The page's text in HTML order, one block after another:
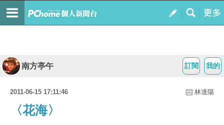
我的
訂閱
南方亭午
2011-06-15 17:11:46 林達陽
〈花海〉